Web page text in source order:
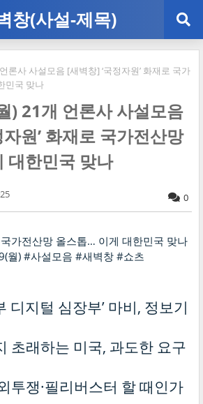
창(사설-제목)
론사 사설모음 [새벽창] ‘국정자원’ 화재로 국가
민국 맞나
) 21개 언론사 사설모음
원’ 화재로 국가전산망
한민국 맞나
0
디지털 심장부’ 마비, 정보기
초래하는 미국, 과도한 요구
투쟁·필리버스터 할 때인가